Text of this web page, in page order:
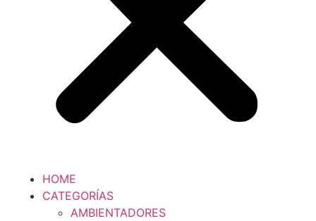
HOME
CATEGORÍAS
AMBIENTADORES